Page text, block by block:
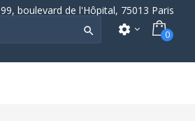
99, boulevard de l'Hôpital, 75013 Paris
 settings 0